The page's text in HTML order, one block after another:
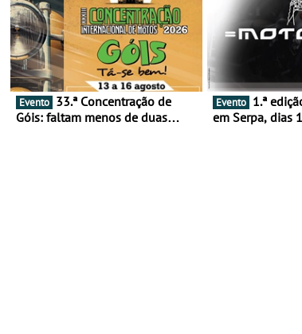
Evento
Góis: faltam menos de duas
Evento
em Serpa, dias